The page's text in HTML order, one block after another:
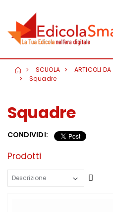
SCUOLA
ARTICOLI DA
Squadre
Squadre
CONDIVIDI:
Prodotti